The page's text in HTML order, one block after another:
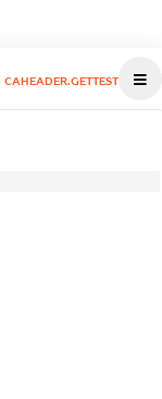
CAHEADER.GETTEST